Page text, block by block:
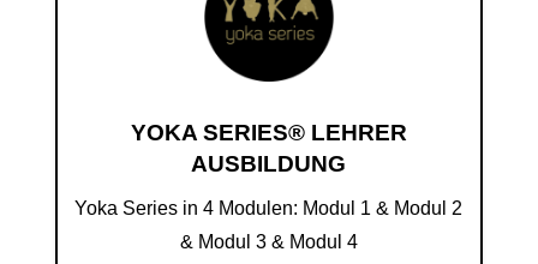
YOKA SERIES® LEHRER
AUSBILDUNG
Yoka Series in 4 Modulen: Modul 1 & Modul 2
& Modul 3 & Modul 4